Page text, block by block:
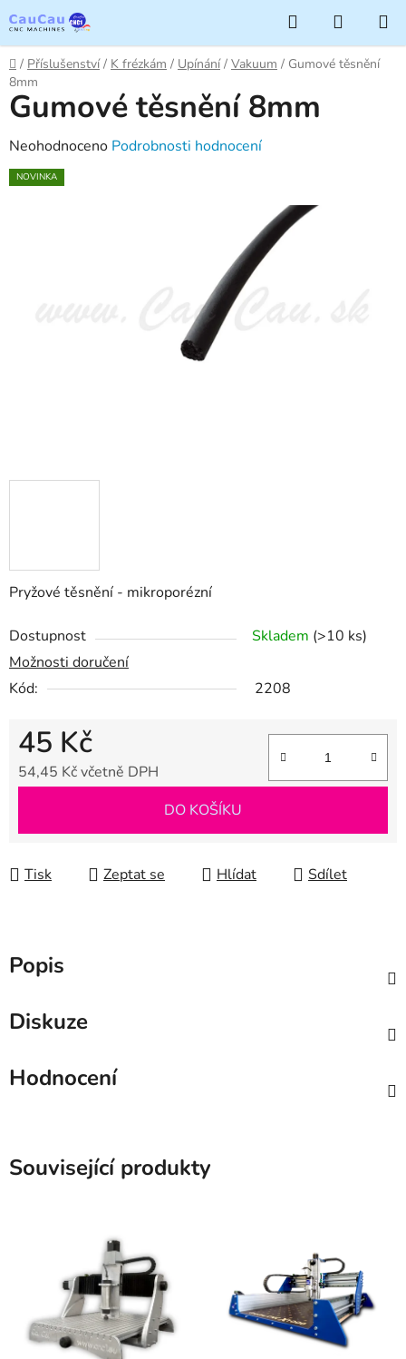
na
obsah
Hledat
KOŠÍK
Domů
/ Příslušenství / K frézkám / Upínání / Vakuum / Gumové těsnění
8mm
Pryžové těsnění - mikroporézní
Dostupnost Skladem (>10 ks)
Možnosti doručení
Kód:
2208
45 Kč
54,45 Kč včetně DPH
DO KOŠÍKU
Tisk Zeptat se Hlídat Sdílet
Gumové těsnění 8mm
Průměrné
hodnocení
Neohodnoceno Podrobnosti hodnocení
NOVINKA
Popis
Diskuze
Hodnocení
Související produkty